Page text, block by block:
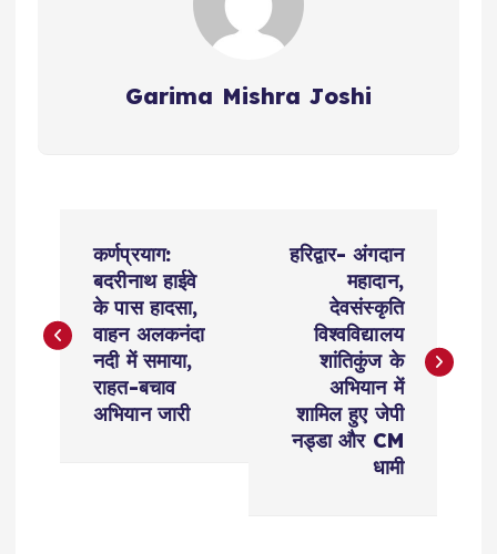
Garima Mishra Joshi
s
कर्णप्रयाग:
बदरीनाथ हाईवे
के पास हादसा,
वाहन अलकनंदा
नदी में समाया,
राहत-बचाव
अभियान जारी
हरिद्वार- अंगदान
महादान,
देवसंस्कृति
विश्वविद्यालय
शांतिकुंज के
अभियान में
शामिल हुए जेपी
नड्डा और CM
धामी